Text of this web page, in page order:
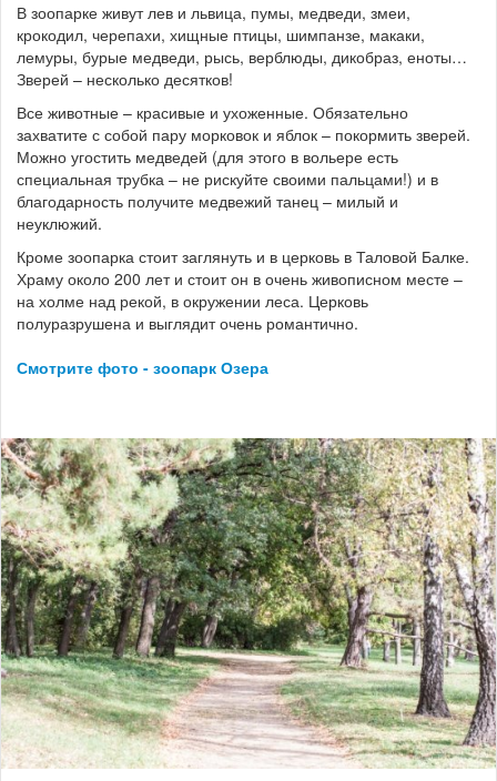
В зоопарке живут лев и львица, пумы, медведи, змеи,
крокодил, черепахи, хищные птицы, шимпанзе, макаки,
лемуры, бурые медведи, рысь, верблюды, дикобраз, еноты…
Зверей – несколько десятков!
Все животные – красивые и ухоженные. Обязательно
захватите с собой пару морковок и яблок – покормить зверей.
Можно угостить медведей (для этого в вольере есть
специальная трубка – не рискуйте своими пальцами!) и в
благодарность получите медвежий танец – милый и
неуклюжий.
Кроме зоопарка стоит заглянуть и в церковь в Таловой Балке.
Храму около 200 лет и стоит он в очень живописном месте –
на холме над рекой, в окружении леса. Церковь
полуразрушена и выглядит очень романтично.
Смотрите фото - зоопарк Озера